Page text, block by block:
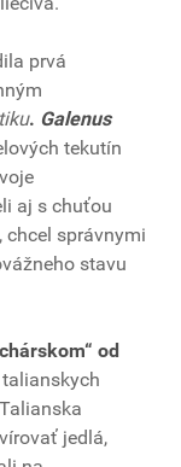
prvá
. Galenus
tekutín
aj s chuťou
chcel správnymi
stavu
od
jedlá,